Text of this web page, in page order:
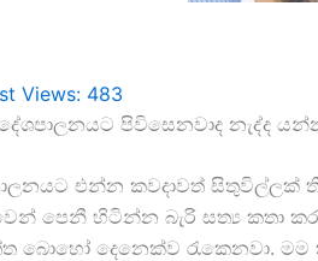
Views: 483
පිවිසෙනවාද නැද්ද
එන්න කවදාවත්
පෙනී හිටින්න බැරි සත්‍ය කතා
බොහෝ දෙනෙක්ව රැකෙනවා. මම